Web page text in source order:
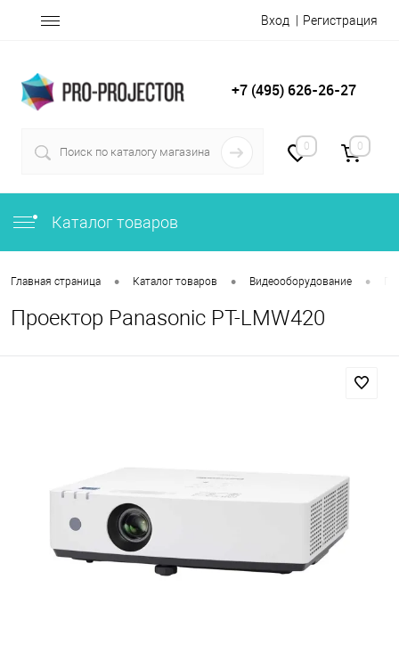
Вход Регистрация
+7 (495) 626-26-27
0 0
Каталог товаров
Главная страница • Каталог товаров • Видеооборудование •
Проектор Panasonic PT-LMW420